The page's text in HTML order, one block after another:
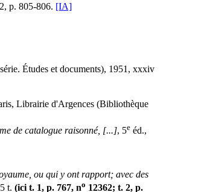
p. 805-806. [IA]
Études et documents), 1951, xxxiv
Librairie d'Argences (Bibliothèque
de catalogue raisonné, [...], 5e éd.,
ou qui y ont rapport; avec des
t. (ici t. 1, p. 767, no 12362; t. 2, p.